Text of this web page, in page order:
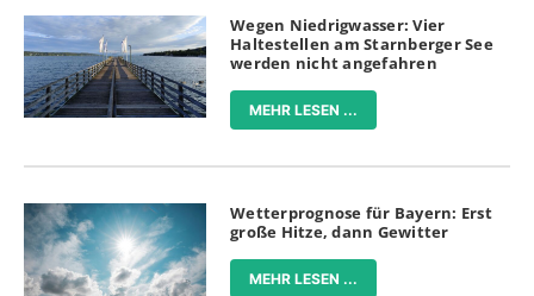
Wegen Niedrigwasser: Vier
Haltestellen am Starnberger See
werden nicht angefahren
MEHR LESEN ...
Wetterprognose für Bayern: Erst
große Hitze, dann Gewitter
MEHR LESEN ...